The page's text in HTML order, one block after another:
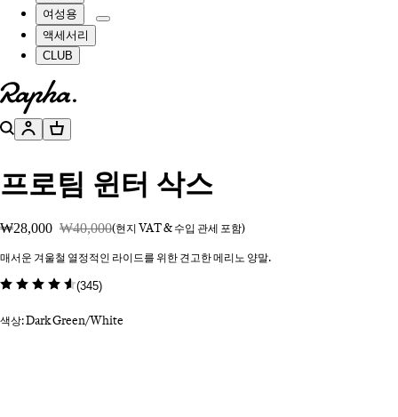
여성용
액세서리
CLUB
홈페이지로 이동하기
검색계정 장바구니
프로팀 윈터 삭스
₩28,000 ₩40,000(현지 VAT & 수입 관세 포함)
매서운 겨울철 열정적인 라이드를 위한 견고한 메리노 양말.
(345)
색상: Dark Green/White